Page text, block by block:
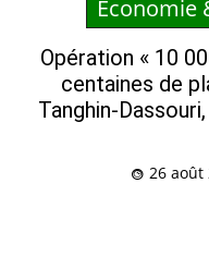
Economie
Opération « 10
centaines de
Tanghin-
26 août